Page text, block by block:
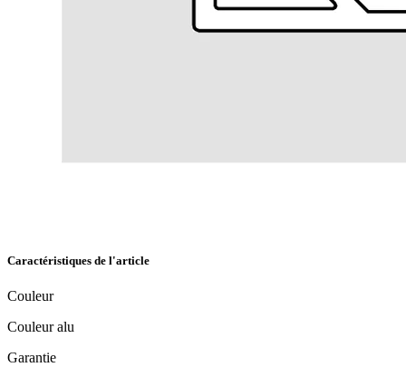
Caractéristiques de l'article
Couleur
Couleur alu
Garantie